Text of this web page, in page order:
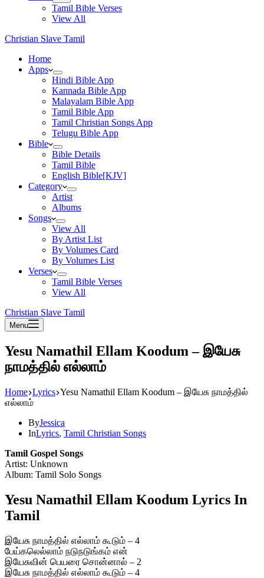
Tamil Bible Verses
View All
Christian Slave Tamil
Home
Apps
Hindi Bible App
Kannada Bible App
Malayalam Bible App
Tamil Bible App
Tamil Christian Songs App
Telugu Bible App
Bible
Bible Details
Tamil Bible
English Bible[KJV]
Category
Artist
Albums
Songs
View All
By Artist List
By Volumes Card
By Volumes List
Verses
Tamil Bible Verses
View All
Christian Slave Tamil
Menu
Yesu Namathil Ellam Koodum – இயேசு
நாமத்தில் எல்லாம்
Home Lyrics Yesu Namathil Ellam Koodum – இயேசு நாமத்தில்
எல்லாம்
ByJessica
InLyrics, Tamil Christian Songs
Tamil Gospel Songs
Artist: Unknown
Album: Tamil Solo Songs
Yesu Namathil Ellam Koodum Lyrics In
Tamil
இயேசு நாமத்தில் எல்லாம் கூடும் – 4
பேய்கலெல்லாம் நடுநடுங்கம் என்
இயேசுவின் பெயரை சொன்னால் – 2
இயேசு நாமத்தில் எல்லாம் கூடும் – 4